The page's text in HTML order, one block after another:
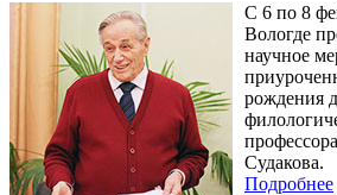
С 6 по 8
Вологде
научное
рождения
Судакова.
Подробнее